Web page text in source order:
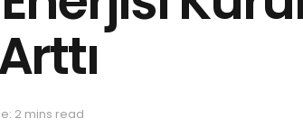
2 mins read